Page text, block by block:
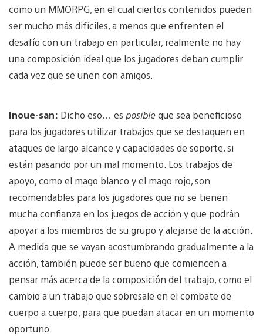
como un MMORPG, en el cual ciertos contenidos pueden
ser mucho más difíciles, a menos que enfrenten el
desafío con un trabajo en particular, realmente no hay
una composición ideal que los jugadores deban cumplir
cada vez que se unen con amigos.
Inoue-san: Dicho eso… es posibleque sea beneficioso
para los jugadores utilizar trabajos que se destaquen en
ataques de largo alcance y capacidades de soporte, si
están pasando por un mal momento. Los trabajos de
apoyo, como el mago blanco y el mago rojo, son
recomendables para los jugadores que no se tienen
mucha confianza en los juegos de acción y que podrán
apoyar a los miembros de su grupo y alejarse de la acción.
A medida que se vayan acostumbrando gradualmente a la
acción, también puede ser bueno que comiencen a
pensar más acerca de la composición del trabajo, como el
cambio a un trabajo que sobresale en el combate de
cuerpo a cuerpo, para que puedan atacar en un momento
oportuno.